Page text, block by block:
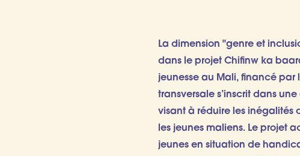
La dimension "genre et
dans le projet Chifinw ka
jeunesse au Mali, financé par
transversale s’inscrit dans
visant à réduire les inégalités
les jeunes maliens. Le projet
jeunes en situation de